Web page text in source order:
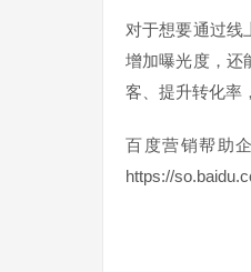
对于想要通过线
增加曝光度，还
客、提升转化率
百度营销帮助
https://